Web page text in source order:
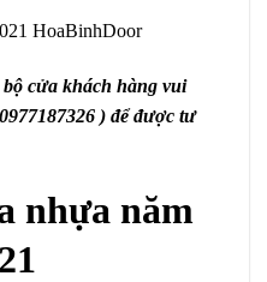
HoaBinhDoor
cửa khách hàng vui
) để được tư
nhựa năm